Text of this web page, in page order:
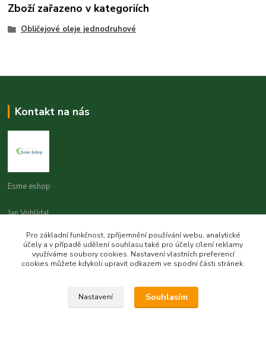
Zboží zařazeno v kategoriích
Obličejové oleje jednodruhové
Kontakt na nás
Esme eshop
Jan Vohlídal
8,00 - 20,00
objednavky@esme-eshop.cz
Pro základní funkčnost, zpříjemnění používání webu, analytické
účely a v případě udělení souhlasu také pro účely cílení reklamy
využíváme soubory cookies. Nastavení vlastních preferencí
cookies můžete kdykoli upravit odkazem ve spodní části stránek.
Nastavení Souhlasím